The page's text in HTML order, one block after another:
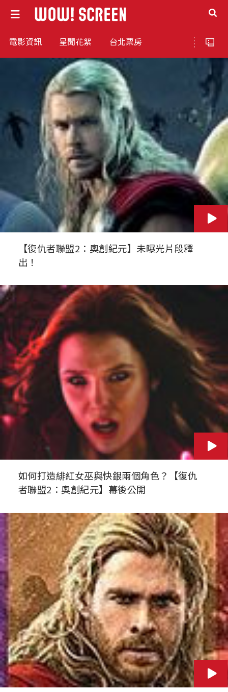
電影資訊 星聞花絮 台北票房
【復仇者聯盟2：奧創紀元】未曝光片段釋
出！
如何打造緋紅女巫與快銀兩個角色？【復仇
者聯盟2：奧創紀元】幕後公開